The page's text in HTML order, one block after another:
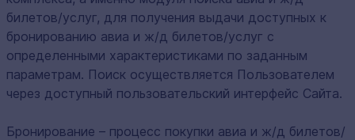
билетов/услуг, для получения выдачи доступных к
бронированию авиа и ж/д билетов/услуг с
определенными характеристиками по заданным
параметрам. Поиск осуществляется Пользователем
через доступный пользовательский интерфейс Сайта.
Бронирование – процесс покупки авиа и ж/д билетов/